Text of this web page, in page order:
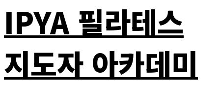
IPYA 필라테스
지도자 아카데미